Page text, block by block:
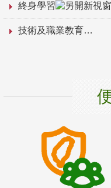
終身學習
技術及職業教育